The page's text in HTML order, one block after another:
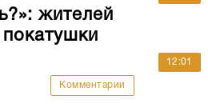
жителей
Комментарии
12:01